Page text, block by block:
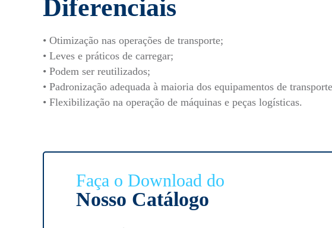
Diferenciais
• Otimização nas operações de transporte;
• Leves e práticos de carregar;
• Podem ser reutilizados;
• Padronização adequada à maioria dos equipamentos de
• Flexibilização na operação de máquinas e peças logísticas.
Faça o Download do
Nosso Catálogo